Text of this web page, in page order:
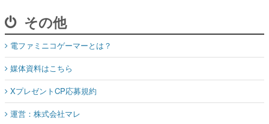
その他
電ファミニコゲーマーとは？
媒体資料はこちら
XプレゼントCP応募規約
運営：株式会社マレ